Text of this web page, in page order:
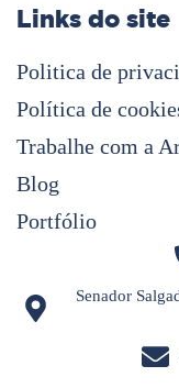
Links do site
Politica de
Política de
Trabalhe com a
Blog
Portfólio
Senador